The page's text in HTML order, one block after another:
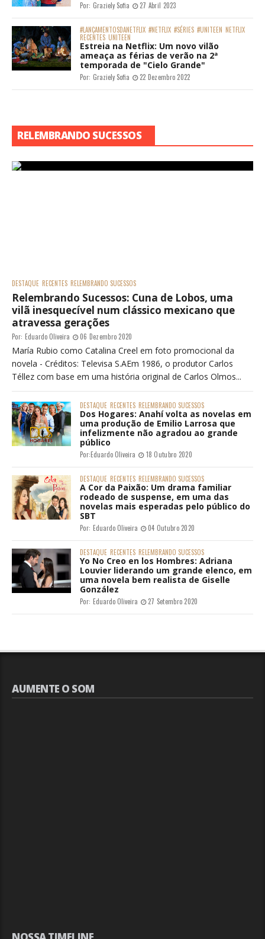
Por: Graziely Sofia 27 Abril 2023
#LANÇAMENTOSDANETFLIX #NETFLIX #SÉRIES #UNITEEN NETFLIX
RECENTES UNITEEN
Estreia na Netflix: Um novo vilão
ameaça as férias de verão na 2ª
temporada de "Cielo Grande"
Por: Graziely Sofia 22 Dezembro 2022
RELEMBRANDO SUCESSOS
DESTAQUE RECENTES RELEMBRANDO SUCESSOS
Relembrando Sucessos: Cuna de Lobos, uma
vilã inesquecível num clássico mexicano que
atravessa gerações
Por: Eduardo Oliveira 06 Dezembro 2020
María Rubio como Catalina Creel em foto promocional da
novela - Créditos: Televisa S.AEm 1986, o produtor Carlos
Téllez com base em uma história original de Carlos Olmos...
DESTAQUE RECENTES RELEMBRANDO SUCESSOS
Dos Hogares: Anahí volta as novelas em
uma produção de Emilio Larrosa que
infelizmente não agradou ao grande
público
Por:Eduardo Oliveira 18 Outubro 2020
DESTAQUE RECENTES RELEMBRANDO SUCESSOS
A Cor da Paixão: Um drama familiar
rodeado de suspense, em uma das
novelas mais esperadas pelo público do
SBT
Por: Eduardo Oliveira 04 Outubro 2020
DESTAQUE RECENTES RELEMBRANDO SUCESSOS
Yo No Creo en los Hombres: Adriana
Louvier liderando um grande elenco, em
uma novela bem realista de Giselle
González
Por: Eduardo Oliveira 27 Setembro 2020
AUMENTE O SOM